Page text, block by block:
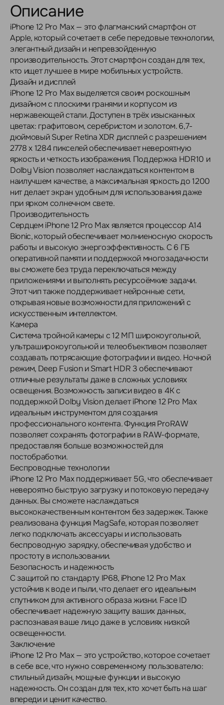
Описание
iPhone 12 Pro Max — это флагманский смартфон от
Apple, который сочетает в себе передовые технологии,
элегантный дизайн и непревзойденную
производительность. Этот смартфон создан для тех,
кто ищет лучшее в мире мобильных устройств.
Дизайн и дисплей
iPhone 12 Pro Max выделяется своим роскошным
дизайном с плоскими гранями и корпусом из
нержавеющей стали. Доступен в трёх изысканных
цветах: графитовом, серебристом и золотом. 6,7-
дюймовый Super Retina XDR дисплей с разрешением
2778 x 1284 пикселей обеспечивает невероятную
яркость и четкость изображения. Поддержка HDR10 и
Dolby Vision позволяет наслаждаться контентом в
наилучшем качестве, а максимальная яркость до 1200
нит делает экран удобным для использования даже
при ярком солнечном свете.
Производительность
Сердцем iPhone 12 Pro Max является процессор A14
Bionic, который обеспечивает молниеносную скорость
работы и высокую энергоэффективность. С 6 ГБ
оперативной памяти и поддержкой многозадачности
вы сможете без труда переключаться между
приложениями и выполнять ресурсоёмкие задачи.
Этот чип также поддерживает нейронные сети,
открывая новые возможности для приложений с
искусственным интеллектом.
Камера
Система тройной камеры с 12 МП широкоугольной,
ультраширокоугольной и телеобъективом позволяет
создавать потрясающие фотографии и видео. Ночной
режим, Deep Fusion и Smart HDR 3 обеспечивают
отличные результаты даже в сложных условиях
освещения. Возможность записи видео в 4K с
поддержкой Dolby Vision делает iPhone 12 Pro Max
идеальным инструментом для создания
профессионального контента. Функция ProRAW
позволяет сохранять фотографии в RAW-формате,
предоставляя больше возможностей для
постобработки.
Беспроводные технологии
iPhone 12 Pro Max поддерживает 5G, что обеспечивает
невероятно быструю загрузку и потоковую передачу
данных. Вы сможете наслаждаться
высококачественным контентом без задержек. Также
реализована функция MagSafe, которая позволяет
легко подключать аксессуары и использовать
беспроводную зарядку, обеспечивая удобство и
простоту в использовании.
Безопасность и надежность
С защитой по стандарту IP68, iPhone 12 Pro Max
устойчив к воде и пыли, что делает его идеальным
спутником для активного образа жизни. Face ID
обеспечивает надежную защиту ваших данных,
распознавая ваше лицо даже в условиях низкой
освещенности.
Заключение
iPhone 12 Pro Max — это устройство, которое сочетает
в себе все, что нужно современному пользователю:
стильный дизайн, мощные функции и высокую
надежность. Он создан для тех, кто хочет быть на шаг
впереди и ценит качество.